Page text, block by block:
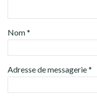
Nom*
Adresse de messagerie*